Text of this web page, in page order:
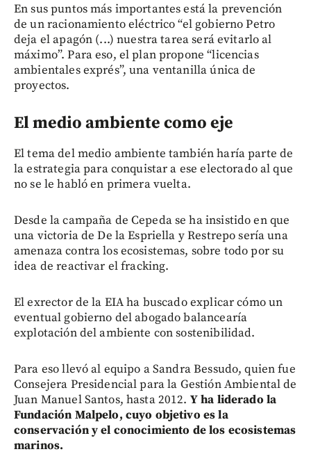
En sus puntos más importantes está la prevención
de un racionamiento eléctrico “el gobierno Petro
deja el apagón (...) nuestra tarea será evitarlo al
máximo”. Para eso, el plan propone “licencias
ambientales exprés”, una ventanilla única de
proyectos.
El medio ambiente como eje
El tema del medio ambiente también haría parte de
la estrategia para conquistar a ese electorado al que
no se le habló en primera vuelta.
Desde la campaña de Cepeda se ha insistido en que
una victoria de De la Espriella y Restrepo sería una
amenaza contra los ecosistemas, sobre todo por su
idea de reactivar el fracking.
El exrector de la EIA ha buscado explicar cómo un
eventual gobierno del abogado balancearía
explotación del ambiente con sostenibilidad.
Para eso llevó al equipo a Sandra Bessudo, quien fue
Consejera Presidencial para la Gestión Ambiental de
Juan Manuel Santos, hasta 2012. Y ha liderado la
Fundación Malpelo, cuyo objetivo es la
conservación y el conocimiento de los ecosistemas
marinos.